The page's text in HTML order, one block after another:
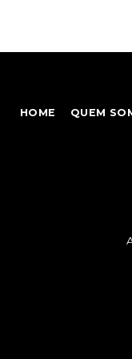
HOME QUEM